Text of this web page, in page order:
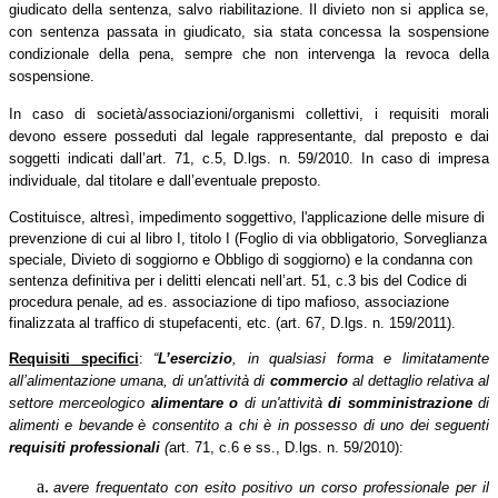
giudicato della sentenza, salvo riabilitazione. Il divieto non si applica se,
con sentenza passata in giudicato, sia stata concessa la sospensione
condizionale della pena, sempre che non intervenga la revoca della
sospensione.
In caso di società/associazioni/organismi collettivi, i requisiti morali
devono essere posseduti dal legale rappresentante, dal preposto e dai
soggetti indicati dall’art. 71, c.5, D.lgs. n. 59/2010. In caso di impresa
individuale, dal titolare e dall’eventuale preposto.
Costituisce, altresì, impedimento soggettivo, l'applicazione delle misure di
prevenzione di cui al libro I, titolo I (Foglio di via obbligatorio, Sorveglianza
speciale, Divieto di soggiorno e Obbligo di soggiorno) e la condanna con
sentenza definitiva per i delitti elencati nell’art. 51, c.3 bis del Codice di
procedura penale, ad es. associazione di tipo mafioso, associazione
finalizzata al traffico di stupefacenti, etc. (art. 67, D.lgs. n. 159/2011).
Requisiti specifici: “L’esercizio, in qualsiasi forma e limitatamente
all’alimentazione umana, di un'attività di commercio al dettaglio relativa al
settore merceologico alimentare o di un'attivitàdi somministrazionedi
alimenti e bevande è consentito a chi è in possesso di uno dei seguenti
requisiti professionali (art. 71, c.6 e ss., D.lgs. n. 59/2010):
avere frequentato con esito positivo un corso professionale per il